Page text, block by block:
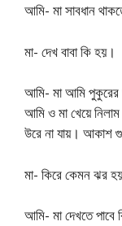
আমি- মা সাবধান
মা- দেখ বাবা কি হয়।
আমি- মা আমি
আমি ও মা খেয়ে
উরে না যায়। আকাশ
মা- কিরে কেমন ঝর
আমি- মা দেখতে